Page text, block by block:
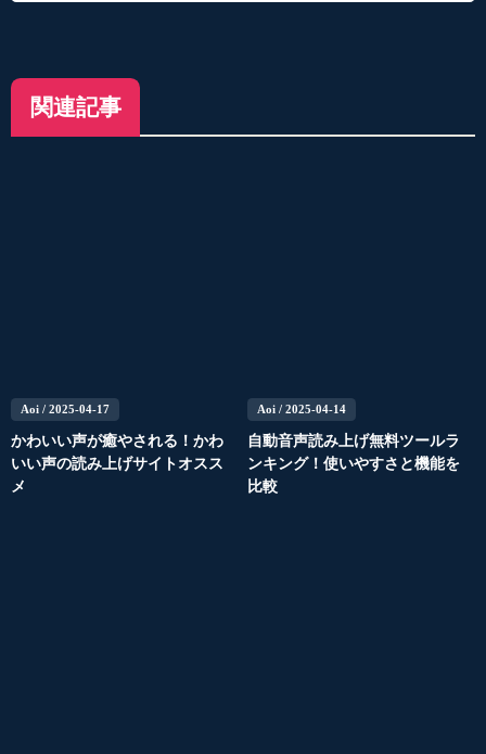
関連記事
Aoi / 2025-04-17
かわいい声が癒やされる！かわ
いい声の読み上げサイトオスス
メ
Aoi/ 2025-04-14
自動音声読み上げ無料ツールラ
ンキング！使いやすさと機能を
比較